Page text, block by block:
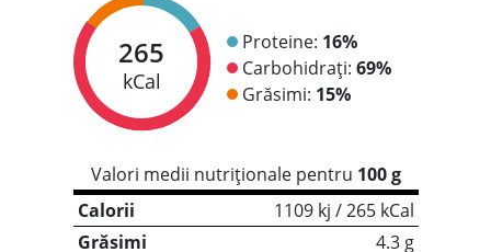
265
kCal
Proteine: 16%
Carbohidrați: 69%
Grăsimi: 15%
Valori medii nutriționale pentru 100 g
Calorii
1109 kj / 265 kCal
Grăsimi
4.3 g